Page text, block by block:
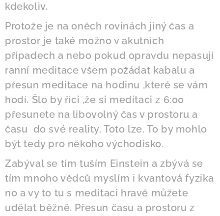
kdekoliv.
Protože je na oněch rovinách jiný čas a
prostor je také možno v akutních
případech a nebo pokud opravdu nepasují
ranní meditace všem požádat kabalu a
přesun meditace na hodinu ,které se vám
hodí. Šlo by říci ,že si meditaci z 6:00
přesunete na libovolný čas v prostoru a
času do své reality. Toto lze. To by mohlo
být tedy pro někoho východisko.
Zabýval se tím tuším Einstein a zbývá se
tím mnoho vědců myslím i kvantová fyzika
no a vy to tu s meditaci hravě můžete
udělat běžně. Přesun času a prostoru z